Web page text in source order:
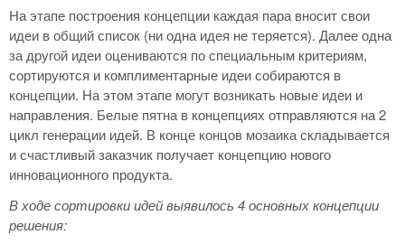
На этапе построения концепции каждая пара вносит свои
идеи в общий список (ни одна идея не теряется). Далее одна
за другой идеи оцениваются по специальным критериям,
сортируются и комплиментарные идеи собираются в
концепции. На этом этапе могут возникать новые идеи и
направления. Белые пятна в концепциях отправляются на 2
цикл генерации идей. В конце концов мозаика складывается
и счастливый заказчик получает концепцию нового
инновационного продукта.
В ходе сортировки идей выявилось 4 основных концепции
решения: